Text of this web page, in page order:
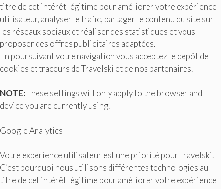
titre de cet intérêt légitime pour améliorer votre expérience
utilisateur, analyser le trafic, partager le contenu du site sur
les réseaux sociaux et réaliser des statistiques et vous
proposer des offres publicitaires adaptées.
En poursuivant votre navigation vous acceptez le dépôt de
cookies et traceurs de Travelski et de nos partenaires.
NOTE:These settings will only apply to the browser and
device you are currently using.
Google Analytics
Votre expérience utilisateur est une priorité pour Travelski.
C’est pourquoi nous utilisons différentes technologies au
titre de cet intérêt légitime pour améliorer votre expérience